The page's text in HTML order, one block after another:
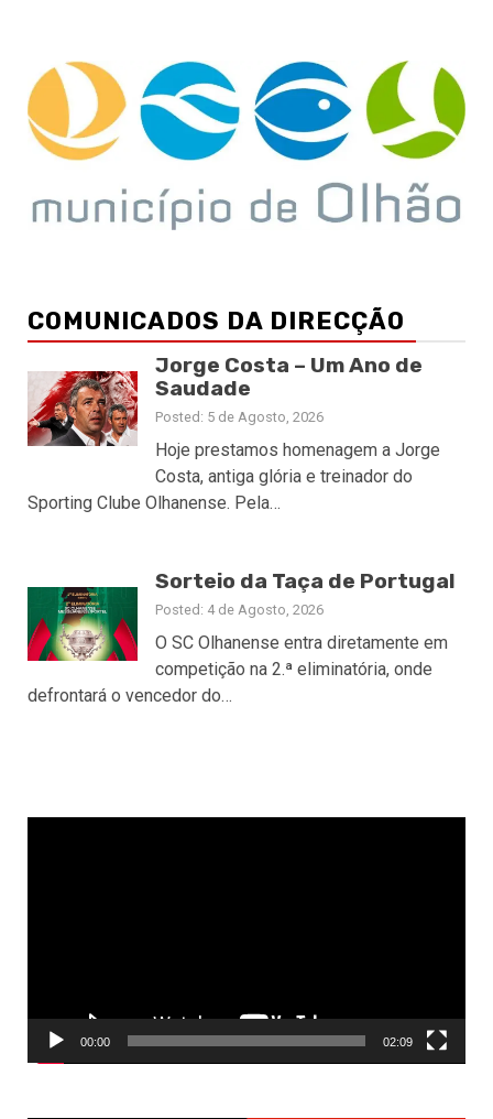
COMUNICADOS DA DIRECÇÃO
Jorge Costa – Um Ano de
Saudade
Posted: 5 de Agosto, 2026
Hoje prestamos homenagem a Jorge
Costa, antiga glória e treinador do
Sporting Clube Olhanense. Pela…
Sorteio da Taça de Portugal
Posted: 4 de Agosto, 2026
O SC Olhanense entra diretamente em
competição na 2.ª eliminatória, onde
defrontará o vencedor do…
00:00 02:09